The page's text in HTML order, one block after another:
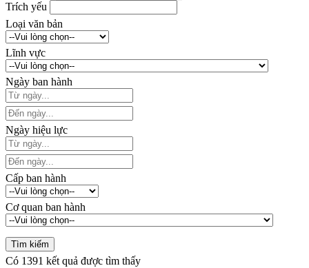
Trích yếu
Loại văn bản
Lĩnh vực
Ngày ban hành
Ngày hiệu lực
Cấp ban hành
Cơ quan ban hành
Có 1391 kết quả được tìm thấy